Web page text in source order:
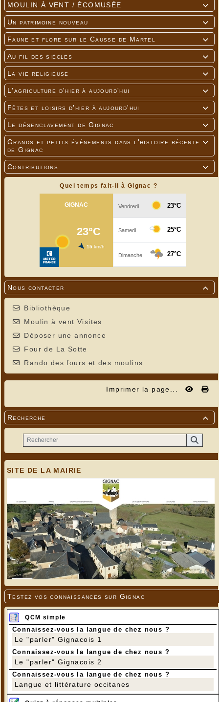

MOULIN À VENT / ÉCOMUSÉE

Un patrimoine nouveau

Faune et flore sur le Causse de Martel

Au fil des siècles

La vie religieuse

L'agriculture d'hier à aujourd'hui

Fêtes et loisirs d'hier à aujourd'hui

Le désenclavement de Gignac

Grands et petits événements dans l'histoire récente
de Gignac

Contributions
Quel temps fait-il à Gignac ?

Nous contacter
Bibliothèque
Moulin à vent Visites
Déposer une annonce
Four de La Sotte
Rando des fours et des moulins
Imprimer la page...

Recherche
SITE DE LA MAIRIE
Testez vos connaissances sur Gignac
QCM simple
Connaissez-vous la langue de chez nous ?
Le "parler" Gignacois 1
Connaissez-vous la langue de chez nous ?
Le "parler" Gignacois 2
Connaissez-vous la langue de chez nous ?
Langue et littérature occitanes